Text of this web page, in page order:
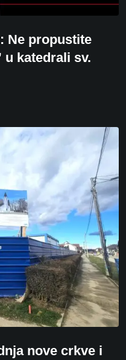
Ne propustite
u katedrali sv.
nove crkve i